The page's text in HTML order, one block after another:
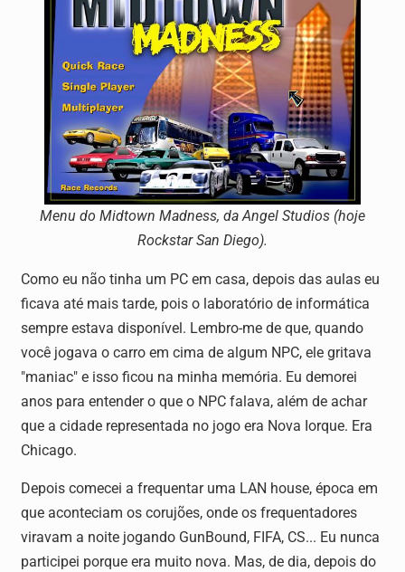
Menu do Midtown Madness, da Angel Studios (hoje
Rockstar San Diego).
Como eu não tinha um PC em casa, depois das aulas eu
ficava até mais tarde, pois o laboratório de informática
sempre estava disponível. Lembro-me de que, quando
você jogava o carro em cima de algum NPC, ele gritava
"maniac" e isso ficou na minha memória. Eu demorei
anos para entender o que o NPC falava, além de achar
que a cidade representada no jogo era Nova Iorque. Era
Chicago.
Depois comecei a frequentar uma LAN house, época em
que aconteciam os corujões, onde os frequentadores
viravam a noite jogando GunBound, FIFA, CS... Eu nunca
participei porque era muito nova. Mas, de dia, depois do